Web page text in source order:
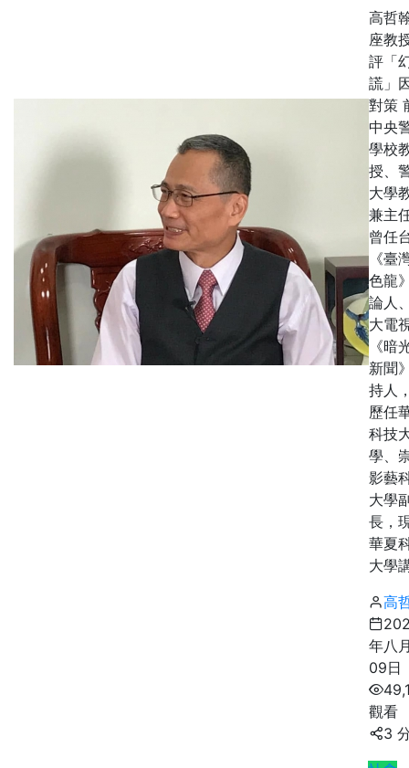
高哲
座教
評「
謊」
對策
中央
學校
授、
大學
兼主
曾任
《臺
色龍
論人
大電
《暗
新聞
持人
歷任
科技
學、
影藝
大學
長，
華夏
大學
高
年八
09日
觀看
3